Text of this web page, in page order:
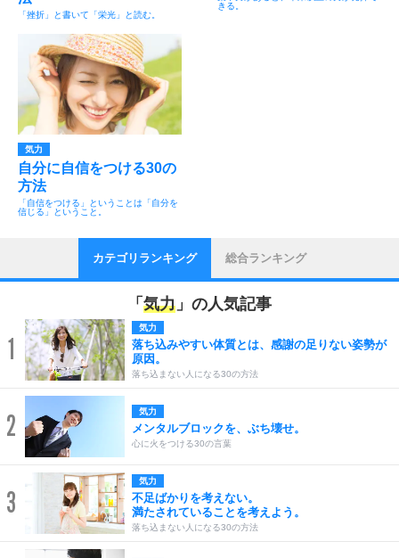
「挫折」と書いて「栄光」と読む。
きる。
気力
自分に自信をつける30の
方法
「自信をつける」ということは「自分を
信じる」ということ。
カテゴリランキング 総合ランキング
「 気力 」の人気記事
1
気力
落ち込みやすい体質とは、感謝の足りない姿勢が
原因。
落ち込まない人になる30の方法
2 気力
メンタルブロックを、ぶち壊せ。
心に火をつける30の言葉
3
気力
不足ばかりを考えない。
満たされていることを考えよう。
落ち込まない人になる30の方法